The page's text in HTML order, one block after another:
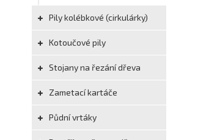
Pily kolébkové (cirkulárky)
Kotoučové pily
Stojany na řezání dřeva
Zametací kartáče
Půdní vrtáky